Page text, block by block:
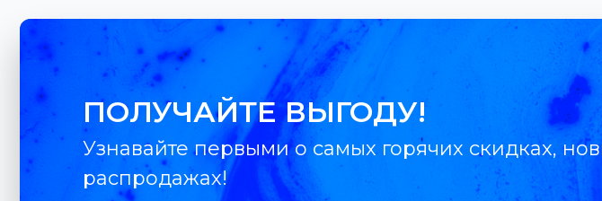
ПОЛУЧАЙТЕ ВЫГОДУ!
Узнавайте первыми о самых горячих скидках,
распродажах!